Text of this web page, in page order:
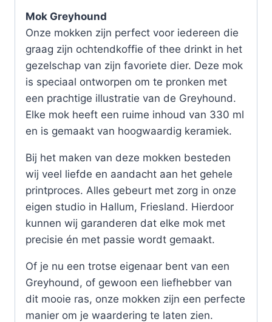
Mok Greyhound
Onze mokken zijn perfect voor iedereen die
graag zijn ochtendkoffie of thee drinkt in het
gezelschap van zijn favoriete dier. Deze mok
is speciaal ontworpen om te pronken met
een prachtige illustratie van de Greyhound.
Elke mok heeft een ruime inhoud van 330 ml
en is gemaakt van hoogwaardig keramiek.
Bij het maken van deze mokken besteden
wij veel liefde en aandacht aan het gehele
printproces. Alles gebeurt met zorg in onze
eigen studio in Hallum, Friesland. Hierdoor
kunnen wij garanderen dat elke mok met
precisie én met passie wordt gemaakt.
Of je nu een trotse eigenaar bent van een
Greyhound, of gewoon een liefhebber van
dit mooie ras, onze mokken zijn een perfecte
manier om je waardering te laten zien.